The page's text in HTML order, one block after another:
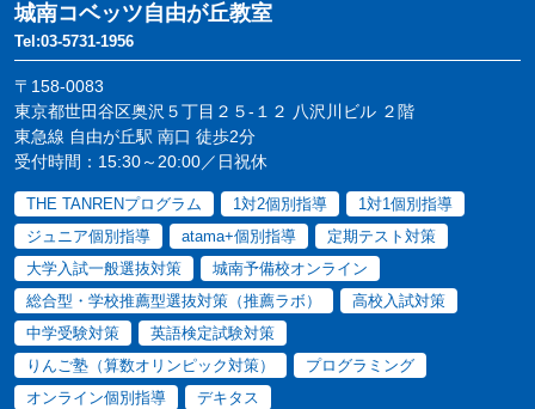
城南コベッツ自由が丘教室
Tel:03-5731-1956
〒158-0083
東京都世田谷区奥沢５丁目２５-１２ 八沢川ビル ２階
東急線 自由が丘駅 南口 徒歩2分
受付時間：15:30～20:00／日祝休
THE TANRENプログラム 1対2個別指導
1対1個別指導
ジュニア個別指導
atama+個別指導
定期テスト対策
大学入試一般選抜対策
城南予備校オンライン
総合型・学校推薦型選抜対策（推薦ラボ）
高校入試対策
中学受験対策
英語検定試験対策
りんご塾（算数オリンピック対策）
プログラミング
オンライン個別指導
デキタス